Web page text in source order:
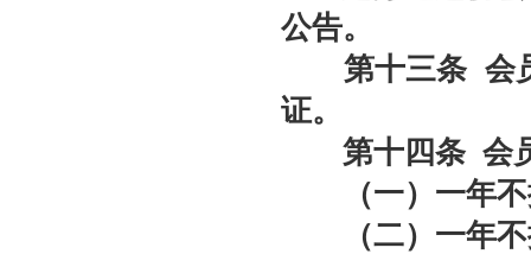
公告。
第十三条 会
证。
第十四条 会
（一）一年不
（二）一年不